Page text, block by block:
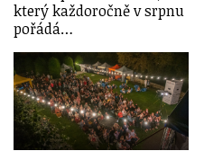
který každoročně v srpnu
pořádá…